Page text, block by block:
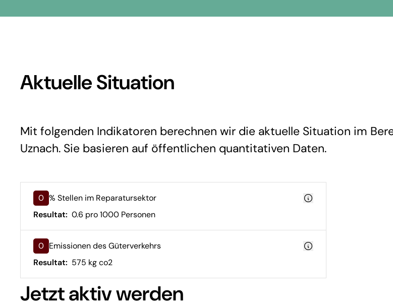
Aktuelle Situation
Mit folgenden Indikatoren berechnen wir die aktuelle Situation im
Uznach. Sie basieren auf öffentlichen quantitativen Daten.
0 % Stellen im Reparatursektor
Resultat: 0.6 pro 1000 Personen
0 Emissionen des Güterverkehrs
Resultat: 575 kg co2
Jetzt aktiv werden